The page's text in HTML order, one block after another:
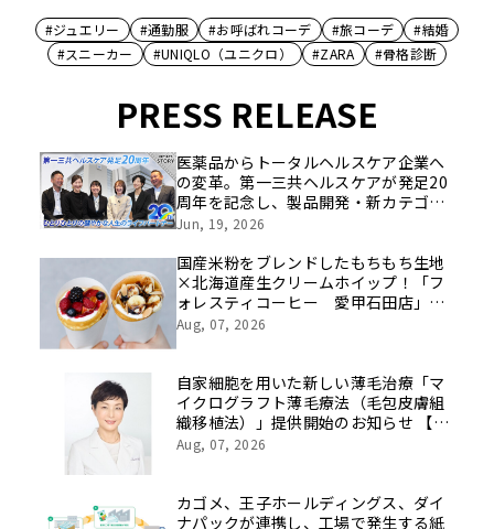
#ジュエリー #通勤服 #お呼ばれコーデ #旅コーデ
#結婚
#スニーカー
#UNIQLO（ユニクロ） #ZARA #骨格診断
PRESS RELEASE
医薬品からトータルヘルスケア企業へ
の変革。第一三共ヘルスケアが発足20
周年を記念し、製品開発・新カテゴリ
挑戦の舞台や旧社統合時のエピソード
像を公開！
Jun, 19, 2026
国産米粉をブレンドしたもちもち生地
×北海道産生クリームホイップ！「フ
ォレスティコーヒー 愛甲石田店」に
て、８月１７日（月）からクレープ販
Aug, 07, 2026
自家細胞を用いた新しい薄毛治療「マ
イクログラフト薄毛療法（毛包皮膚組
織移植法）」提供開始のお知らせ 【医
療法人社団 青真会 青山エルクリニ
Aug, 07, 2026
カゴメ、王子ホールディングス、ダイ
ナパックが連携し、工場で発生する紙